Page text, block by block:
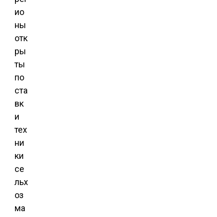
ио
ны
отк
ры
ты
по
ста
вк
и
тех
ни
ки
се
льх
оз
ма